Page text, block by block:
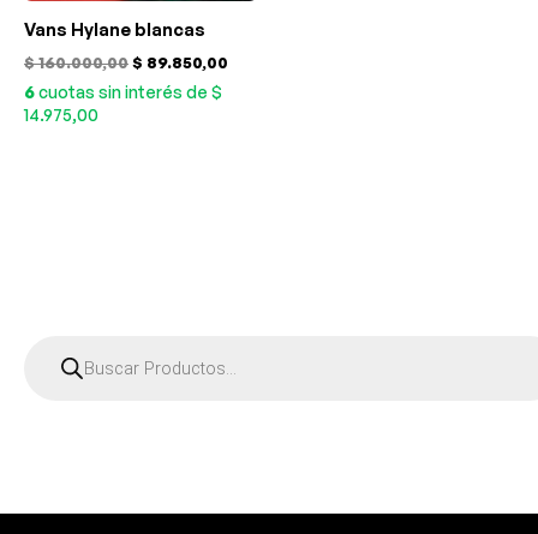
a
Vans Hylane blancas
$160.000,00$ 89.850,00
6cuotas sin interés de $
14.975,00